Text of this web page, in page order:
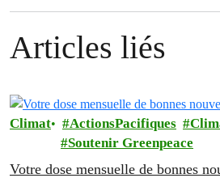
Articles liés
Climat ActionsPacifiques
Soutenir Greenpeace
Votre dose mensuelle de bonnes